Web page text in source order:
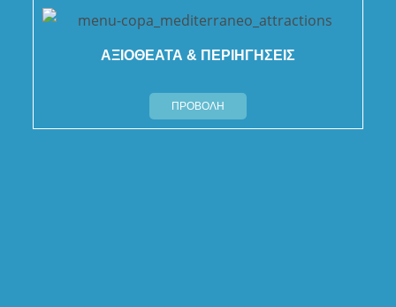
ΑΞΙΟΘΕΑΤΑ & ΠΕΡΙΗΓΗΣΕΙΣ
ΠΡΟΒΟΛΗ